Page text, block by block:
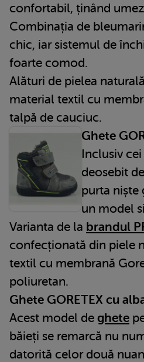
confortabil, ținând
Combinația de
chic, iar sistemul de
foarte comod.
Alături de pielea
material textil cu
talpă de cauciuc.
Ghete
Inclusiv
deosebit
purta niște
un model
Varianta de la brandul
confecționată din piele
textil cu membrană
poliuretan.
Ghete GORETEX cu
Acest model de ghete
băieți se remarcă nu
datorită celor două